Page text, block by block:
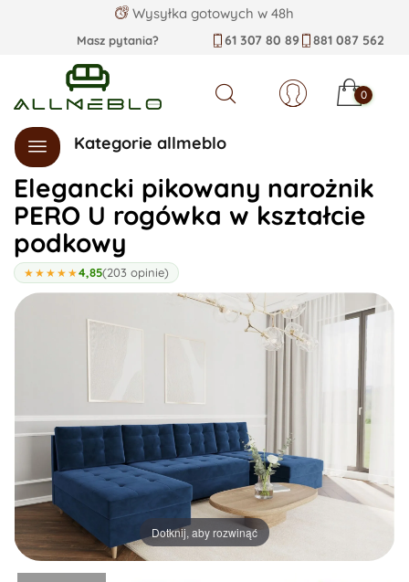
Wysyłka gotowych w 48h
Masz pytania? 61 307 80 89 881 087 562
Szukaj 0
Kategorie allmeblo
Elegancki pikowany narożnik
PERO U rogówka w kształcie
podkowy
★★★★★4,85(203 opinie)
Dotknij, aby rozwinąć